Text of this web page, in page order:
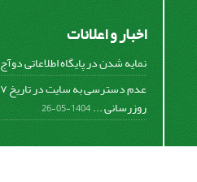
اخبار و اعلانات
نمایه شدن در پایگاه اطلاعاتی دوآج
روزرسانی ...1404-05-26